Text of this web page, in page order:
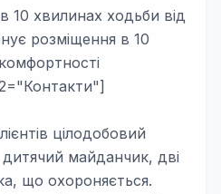
10 хвилинах ходьби від
розміщення в 10
цілодобовий
майданчик, дві
що охороняється.